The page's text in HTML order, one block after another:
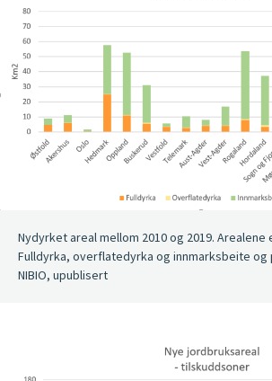
Nydyrket areal mellom 2010 og 2019.
Fulldyrka, overflatedyrka og innmarksbeite og
NIBIO, upublisert